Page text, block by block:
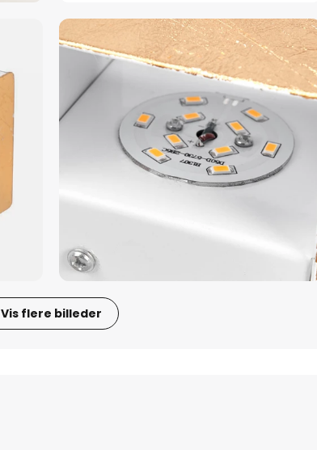
Vis flere billeder